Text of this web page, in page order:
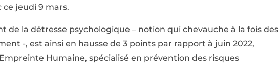
jeudi 9 mars.
de la détresse psychologique – notion qui chevauche à la fois des
-, est ainsi en hausse de 3 points par rapport à juin 2022,
Humaine, spécialisé en prévention des risques